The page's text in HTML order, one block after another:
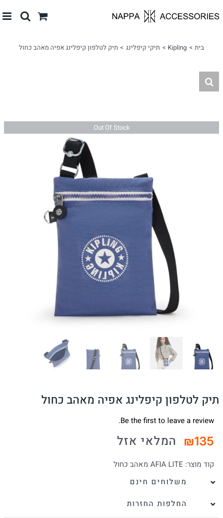
לתוכן
בית Kipling תיקי קיפלינג תיק לטלפון קיפלינג אפיה מאהב כחול
Out Of Stock
תיק לטלפון קיפלינג אפיה מאהב כחול
Be the first to leave a review.
₪135 המלאי אזל
קוד מוצר: AFIA LITE מאהב כחול
משלוחים חינם
החלפות החזרות